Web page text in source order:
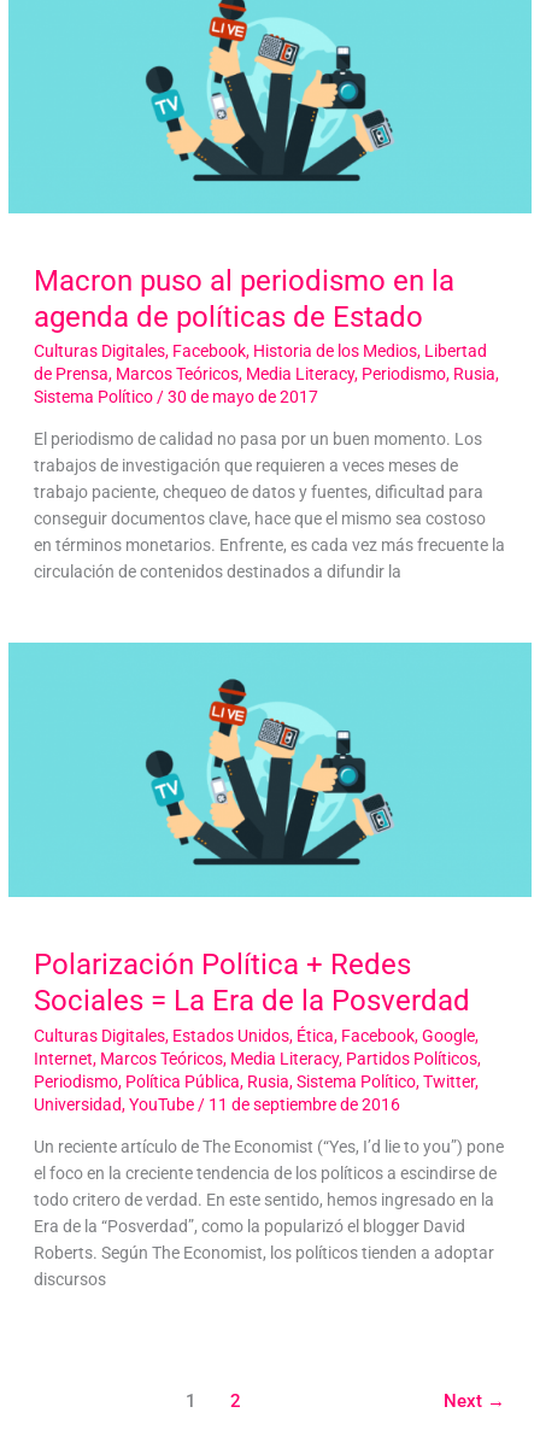
Macron puso al periodismo en la
agenda de políticas de Estado
Culturas Digitales, Facebook, Historia de los Medios, Libertad
de Prensa, Marcos Teóricos, Media Literacy, Periodismo, Rusia,
Sistema Político/30 de mayo de 2017
El periodismo de calidad no pasa por un buen momento. Los
trabajos de investigación que requieren a veces meses de
trabajo paciente, chequeo de datos y fuentes, dificultad para
conseguir documentos clave, hace que el mismo sea costoso
en términos monetarios. Enfrente, es cada vez más frecuente la
circulación de contenidos destinados a difundir la
Polarización Política + Redes
Sociales = La Era de la Posverdad
Culturas Digitales, Estados Unidos, Ética, Facebook,Google,
Internet, Marcos Teóricos, Media Literacy, Partidos Políticos,
Periodismo, Política Pública, Rusia,Sistema Político,Twitter,
Universidad,YouTube/ 11 de septiembre de 2016
Un reciente artículo de The Economist (“Yes, I’d lie to you”) pone
el foco en la creciente tendencia de los políticos a escindirse de
todo critero de verdad. En este sentido, hemos ingresado en la
Era de la “Posverdad”, como la popularizó el blogger David
Roberts. Según The Economist, los políticos tienden a adoptar
discursos
1 2 Next →